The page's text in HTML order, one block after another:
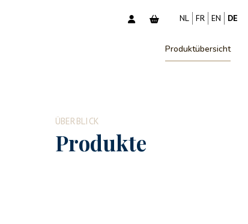
NL FR EN DE
Produktübersicht
ÜBERBLICK
Produkte